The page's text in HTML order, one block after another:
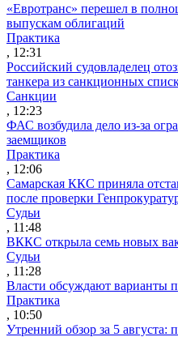
«Евротранс» перешел в
выпускам облигаций
Практика
, 12:31
Российский судовладелец
танкера из санкционных
Санкции
, 12:23
ФАС возбудила дело из-за
заемщиков
Практика
, 12:06
Самарская ККС приняла
после проверки
Судьи
, 11:48
ВККС открыла семь новых
Судьи
, 11:28
Власти обсуждают варианты
Практика
, 10:50
Утренний обзор за 5 августа: